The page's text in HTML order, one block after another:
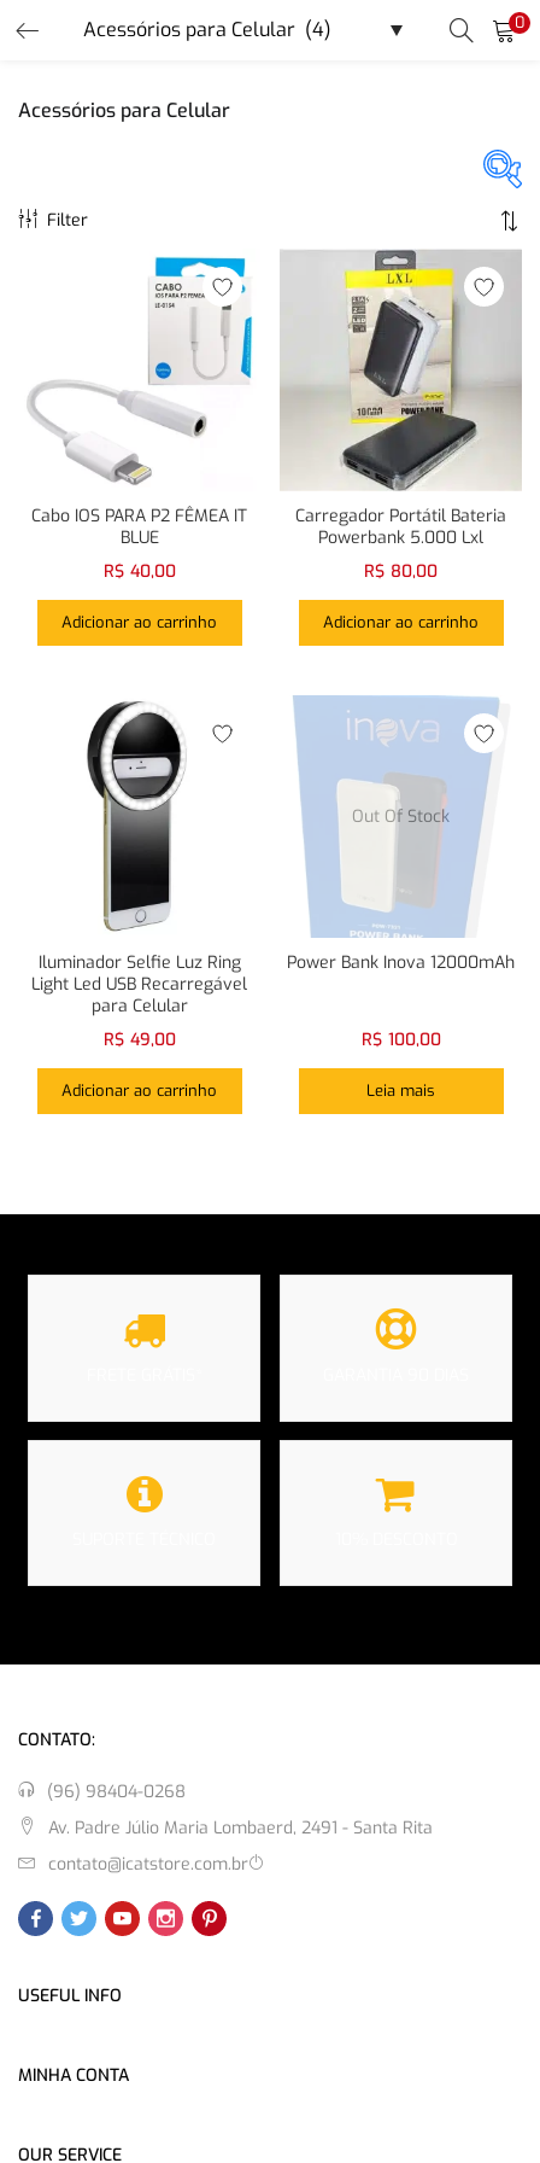
0
Acessórios para Celular
Categorias
Categorias
Filter
Cabo IOS PARA P2 FÊMEA IT
BLUE
R$ 40,00
Adicionar ao carrinho
Carregador Portátil Bateria
Powerbank 5.000 Lxl
R$ 80,00
Adicionar ao carrinho
Iluminador Selfie Luz Ring
Light Led USB Recarregável
para Celular
R$ 49,00
Adicionar ao carrinho
Out Of Stock
Power Bank Inova 12000mAh
R$ 100,00
Leia mais
CONTATO:
(96) 98404-0268
Av. Padre Júlio Maria Lombaerd, 2491 - Santa Rita
contato@icatstore.com.br
USEFUL INFO
MINHA CONTA
OUR SERVICE
LOGIN REGISTER
Enter your username and password to login.
Remember me
Login
Lost password?
Login comFacebook Login com Google
Login comFacebook